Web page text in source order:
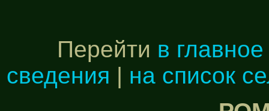
Перейти в
сведения | на список